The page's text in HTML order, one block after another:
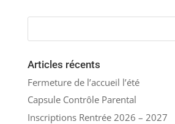
Articles récents
Fermeture de l’accueil l’été
Capsule Contrôle Parental
Inscriptions Rentrée 2026 – 2027